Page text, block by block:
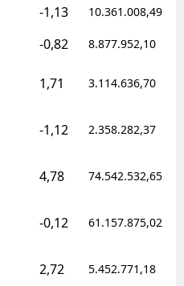
-1,13 10.361.008,49
-0,82 8.877.952,10
1,71 3.114.636,70
-1,12 2.358.282,37
4,78 74.542.532,65
-0,12 61.157.875,02
2,72 5.452.771,18